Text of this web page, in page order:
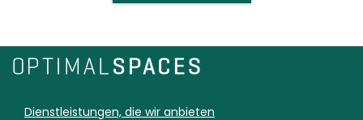
Dienstleistungen, die wir anbieten